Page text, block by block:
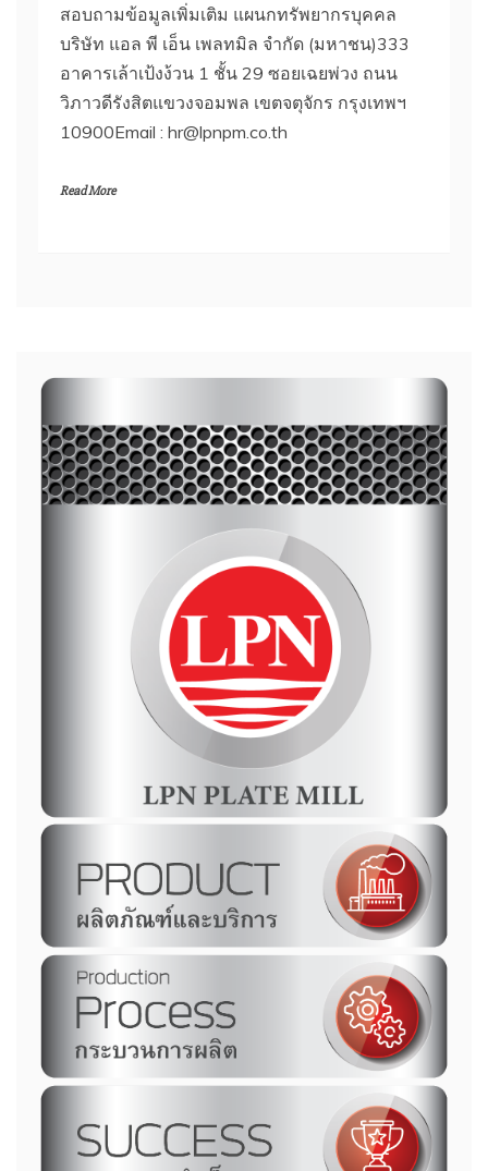
สอบถามข้อมูลเพิ่มเติม แผนกทรัพยากรบุคคล
บริษัท แอล พี เอ็น เพลทมิล จำกัด (มหาชน)333
อาคารเล้าเป้งง้วน 1 ชั้น 29 ซอยเฉยพ่วง ถนน
วิภาวดีรังสิตแขวงจอมพล เขตจตุจักร กรุงเทพฯ
10900Email : hr@lpnpm.co.th
Read More